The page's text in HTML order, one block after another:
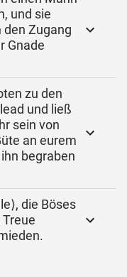
und sie
den Zugang
Gnade
zu den
und ließ
sein von
an eurem
begraben
die Böses